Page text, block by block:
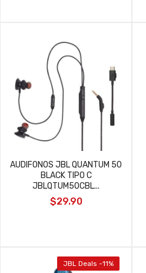
AUDIFONOS JBL QUANTUM 50
BLACK TIPO C
JBLQTUM50CBL...
$29.90
JBL Deals -11%